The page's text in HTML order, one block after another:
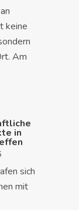
keine
Am
in
sich
mit